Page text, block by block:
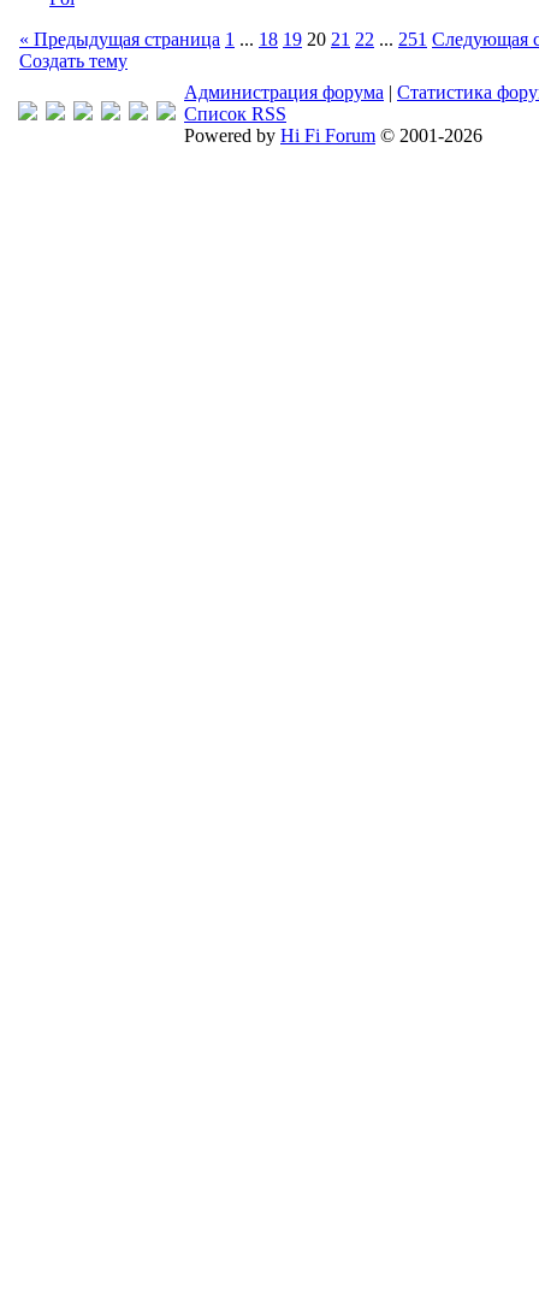
« Предыдущая страница 1 ... 18 19 20 21 22 ... 251 Следующая
Создать тему
Администрация форума | Статистика
Список RSS
Powered by Hi Fi Forum © 2001-2026